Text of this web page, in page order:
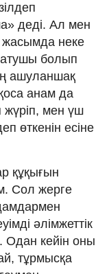
деді. Ал мен
жасымда неке
болып
ашуланшақ
анам да
мен үш
өткенін есіне
құқығын
Сол жерге
әлімжеттік
Одан кейін оны
тұрмысқа